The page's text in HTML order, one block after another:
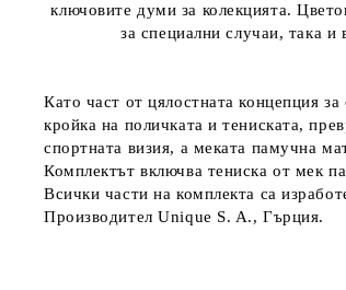
ключовите думи за колекцията.
за специални случаи, така
Като част от цялостната концепция
кройка на поличката и тениската,
спортната визия, а меката памучна
Комплектът включва тениска от мек
Всички части на комплекта са
Производител Unique S. A., Гърция.